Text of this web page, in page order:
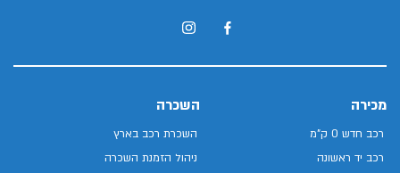
מכירה
רכב חדש 0 ק"מ
רכב יד ראשונה
השכרה
השכרת רכב בארץ
ניהול הזמנת השכרה